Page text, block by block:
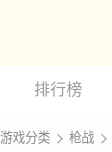
排行榜
游戏分类 枪战